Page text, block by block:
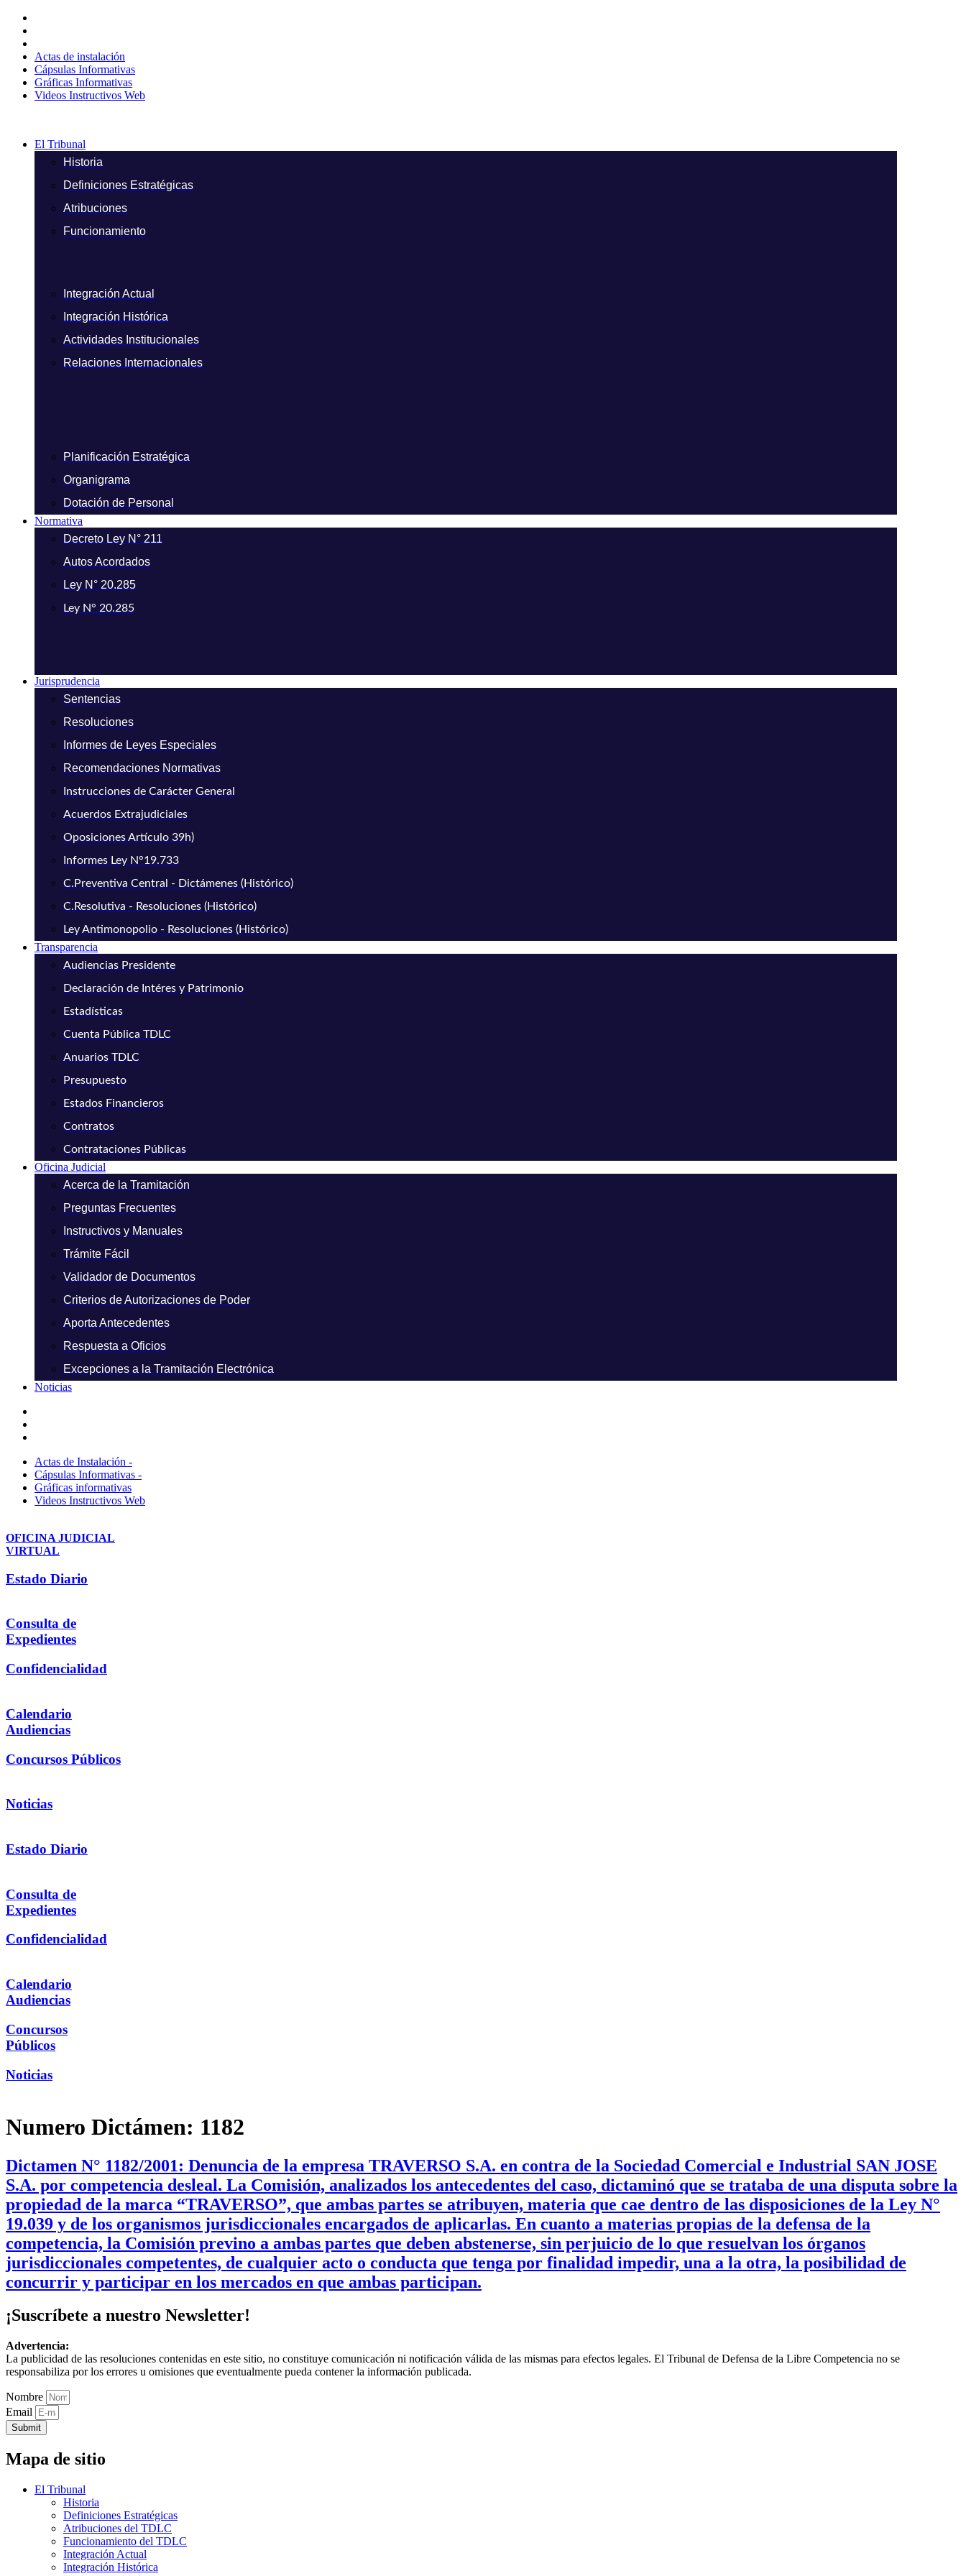
contenido
Actas de instalación
Cápsulas Informativas
Gráficas Informativas
Videos Instructivos Web
El Tribunal
Historia
Definiciones Estratégicas
Atribuciones
Funcionamiento
Integración Actual
Integración Histórica
Actividades Institucionales
Relaciones Internacionales
Planificación Estratégica
Organigrama
Dotación de Personal
Normativa
Decreto Ley N° 211
Autos Acordados
Ley N° 20.285
Ley N° 20.285
Jurisprudencia
Sentencias
Resoluciones
Informes de Leyes Especiales
Recomendaciones Normativas
Instrucciones de Carácter General
Acuerdos Extrajudiciales
Oposiciones Artículo 39h)
Informes Ley N°19.733
C.Preventiva Central - Dictámenes (Histórico)
C.Resolutiva - Resoluciones (Histórico)
Ley Antimonopolio - Resoluciones (Histórico)
Transparencia
Audiencias Presidente
Declaración de Intéres y Patrimonio
Estadísticas
Cuenta Pública TDLC
Anuarios TDLC
Presupuesto
Estados Financieros
Contratos
Contrataciones Públicas
Oficina Judicial
Acerca de la Tramitación
Preguntas Frecuentes
Instructivos y Manuales
Trámite Fácil
Validador de Documentos
Criterios de Autorizaciones de Poder
Aporta Antecedentes
Respuesta a Oficios
Excepciones a la Tramitación Electrónica
Noticias
Actas de Instalación -
Cápsulas Informativas -
Gráficas informativas
Videos Instructivos Web
OFICINA JUDICIAL
VIRTUAL
Estado Diario
Consulta de
Expedientes
Confidencialidad
Calendario
Audiencias
Concursos Públicos
Noticias
Estado Diario
Consulta de
Expedientes
Confidencialidad
Calendario
Audiencias
Concursos
Públicos
Noticias
Numero Dictámen: 1182
Dictamen N° 1182/2001: Denuncia de la empresa TRAVERSO S.A. en contra de la Sociedad Comercial e Industrial SAN JOSE
S.A. por competencia desleal. La Comisión, analizados los antecedentes del caso, dictaminó que se trataba de una disputa sobre la
propiedad de la marca “TRAVERSO”, que ambas partes se atribuyen, materia que cae dentro de las disposiciones de la Ley N°
19.039 y de los organismos jurisdiccionales encargados de aplicarlas. En cuanto a materias propias de la defensa de la
competencia, la Comisión previno a ambas partes que deben abstenerse, sin perjuicio de lo que resuelvan los órganos
jurisdiccionales competentes, de cualquier acto o conducta que tenga por finalidad impedir, una a la otra, la posibilidad de
concurrir y participar en los mercados en que ambas participan.
¡Suscríbete a nuestro Newsletter!
Advertencia:
La publicidad de las resoluciones contenidas en este sitio, no constituye comunicación ni notificación válida de las mismas para efectos legales. El Tribunal de Defensa de la Libre Competencia no se
responsabiliza por los errores u omisiones que eventualmente pueda contener la información publicada.
Nombre
Email
Submit
Mapa de sitio
El Tribunal
Historia
Definiciones Estratégicas
Atribuciones del TDLC
Funcionamiento del TDLC
Integración Actual
Integración Histórica